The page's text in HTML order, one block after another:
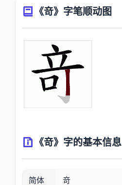
《竒》字笔顺动图
《竒》字的基本信息
简体 竒